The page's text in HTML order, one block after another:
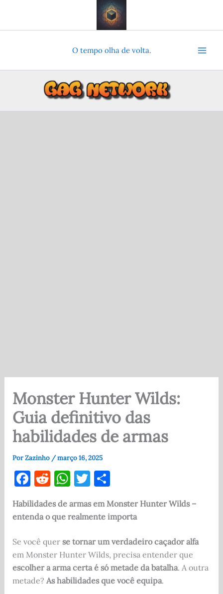
o
O tempo olha de volta.
Monster Hunter Wilds:
Guia definitivo das
habilidades de armas
PorZazinho /março 16, 2025
F
a
c
e
b
o
o
R
d
di
t
W
at
s
A
p
p
T
it
te
r
S
ar
e
Habilidades de armas em Monster Hunter Wilds –
entenda o que realmente importa
Se você quer se tornar um verdadeiro caçador alfa
em Monster Hunter Wilds, precisa entender que
escolher a arma certa é só metade da batalha. A outra
metade? As habilidades que você equipa.